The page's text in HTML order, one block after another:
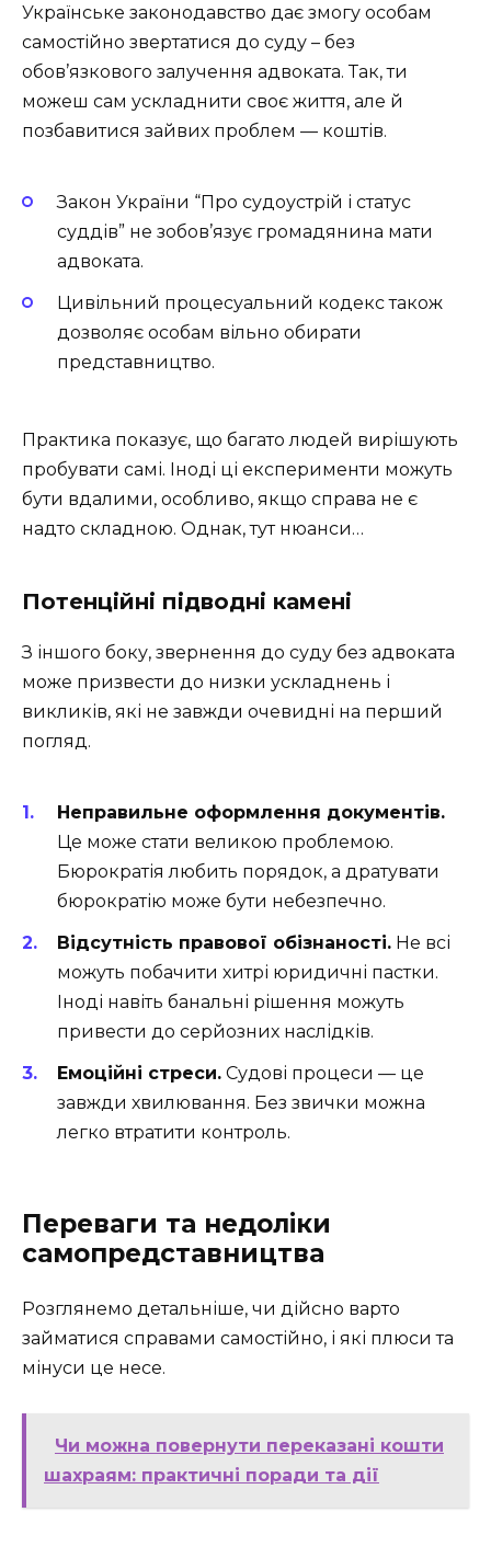
Українське законодавство дає змогу особам
самостійно звертатися до суду – без
обов’язкового залучення адвоката. Так, ти
можеш сам ускладнити своє життя, але й
позбавитися зайвих проблем — коштів.
Закон України “Про судоустрій і статус
суддів” не зобов’язує громадянина мати
адвоката.
Цивільний процесуальний кодекс також
дозволяє особам вільно обирати
представництво.
Практика показує, що багато людей вирішують
пробувати самі. Іноді ці експерименти можуть
бути вдалими, особливо, якщо справа не є
надто складною. Однак, тут нюанси…
Потенційні підводні камені
З іншого боку, звернення до суду без адвоката
може призвести до низки ускладнень і
викликів, які не завжди очевидні на перший
погляд.
Неправильне оформлення документів.
Це може стати великою проблемою.
Бюрократія любить порядок, а дратувати
бюрократію може бути небезпечно.
Відсутність правової обізнаності. Не всі
можуть побачити хитрі юридичні пастки.
Іноді навіть банальні рішення можуть
привести до серйозних наслідків.
Емоційні стреси. Судові процеси — це
завжди хвилювання. Без звички можна
легко втратити контроль.
Переваги та недоліки
самопредставництва
Розглянемо детальніше, чи дійсно варто
займатися справами самостійно, і які плюси та
мінуси це несе.
Чи можна повернути переказані кошти
шахраям: практичні поради та дії